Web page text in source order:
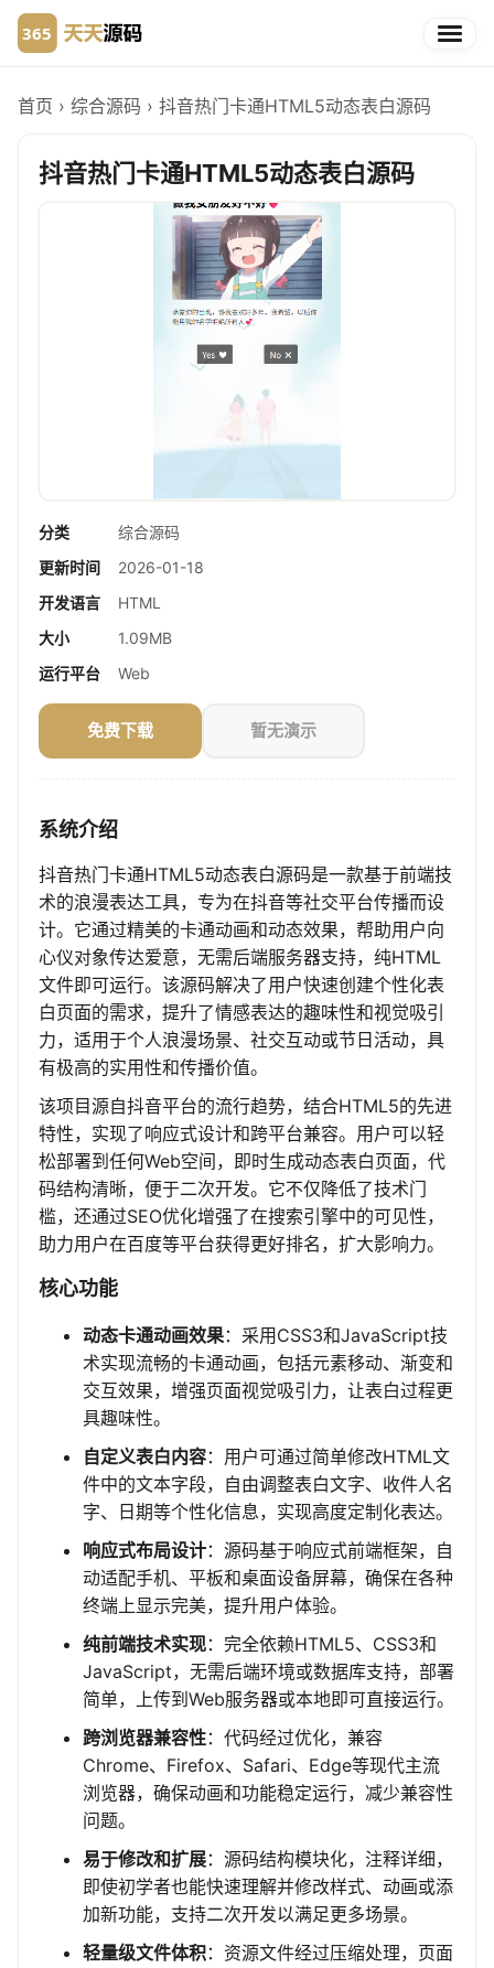
首页 › 综合源码 › 抖音热门卡通HTML5动态表白源码
抖音热门卡通HTML5动态表白源码
分类
综合源码
更新时间
2026-01-18
开发语言
HTML
大小
1.09MB
运行平台
Web
免费下载 暂无演示
系统介绍
抖音热门卡通HTML5动态表白源码是一款基于前端技
术的浪漫表达工具，专为在抖音等社交平台传播而设
计。它通过精美的卡通动画和动态效果，帮助用户向
心仪对象传达爱意，无需后端服务器支持，纯HTML
文件即可运行。该源码解决了用户快速创建个性化表
白页面的需求，提升了情感表达的趣味性和视觉吸引
力，适用于个人浪漫场景、社交互动或节日活动，具
有极高的实用性和传播价值。
该项目源自抖音平台的流行趋势，结合HTML5的先进
特性，实现了响应式设计和跨平台兼容。用户可以轻
松部署到任何Web空间，即时生成动态表白页面，代
码结构清晰，便于二次开发。它不仅降低了技术门
槛，还通过SEO优化增强了在搜索引擎中的可见性，
助力用户在百度等平台获得更好排名，扩大影响力。
核心功能
动态卡通动画效果：采用CSS3和JavaScript技
术实现流畅的卡通动画，包括元素移动、渐变和
交互效果，增强页面视觉吸引力，让表白过程更
具趣味性。
自定义表白内容：用户可通过简单修改HTML文
件中的文本字段，自由调整表白文字、收件人名
字、日期等个性化信息，实现高度定制化表达。
响应式布局设计：源码基于响应式前端框架，自
动适配手机、平板和桌面设备屏幕，确保在各种
终端上显示完美，提升用户体验。
纯前端技术实现：完全依赖HTML5、CSS3和
JavaScript，无需后端环境或数据库支持，部署
简单，上传到Web服务器或本地即可直接运行。
跨浏览器兼容性：代码经过优化，兼容
Chrome、Firefox、Safari、Edge等现代主流
浏览器，确保动画和功能稳定运行，减少兼容性
问题。
易于修改和扩展：源码结构模块化，注释详细，
即使初学者也能快速理解并修改样式、动画或添
加新功能，支持二次开发以满足更多场景。
轻量级文件体积：资源文件经过压缩处理，页面